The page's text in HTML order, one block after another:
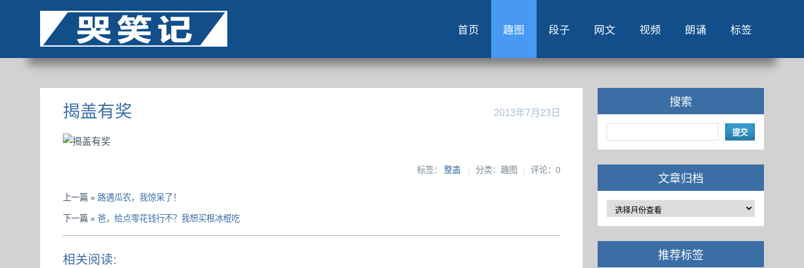
首页 趣图 段子 网文 视频 朗诵 标签
2013年7月23日
揭盖有奖
标签： 整蛊 | 分类：趣图 | 评论：0
上一篇 » 路遇瓜农，我惊呆了！
下一篇 »爸，给点零花钱行不？我想买根冰棍吃
相关阅读:
搜索
文章归档
推荐标签